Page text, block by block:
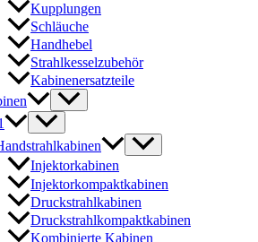
Kupplungen
Schläuche
Handhebel
Strahlkesselzubehör
Kabinenersatzteile
Injektorkabinen
Injektorkompaktkabinen
Druckstrahlkabinen
Druckstrahlkompaktkabinen
Kombinierte Kabinen